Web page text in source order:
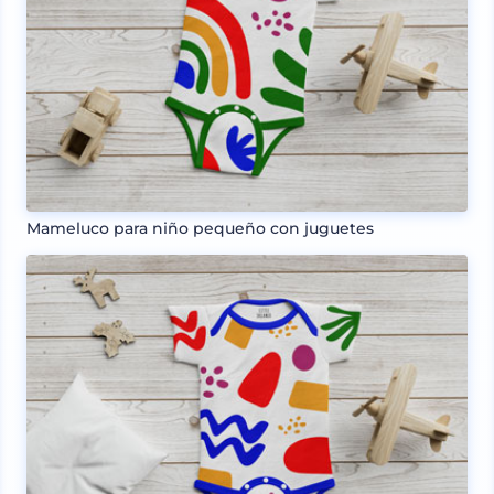
Mameluco para niño pequeño con juguetes